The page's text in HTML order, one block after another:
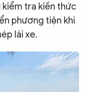
tra kiến thức
phương tiện khi
lái xe.